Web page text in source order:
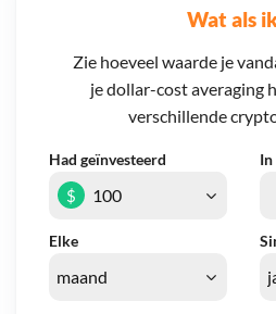
Wat als
Zie hoeveel waarde je
je dollar-cost averaging
verschillende
Had geïnvesteerd In
Elke
$